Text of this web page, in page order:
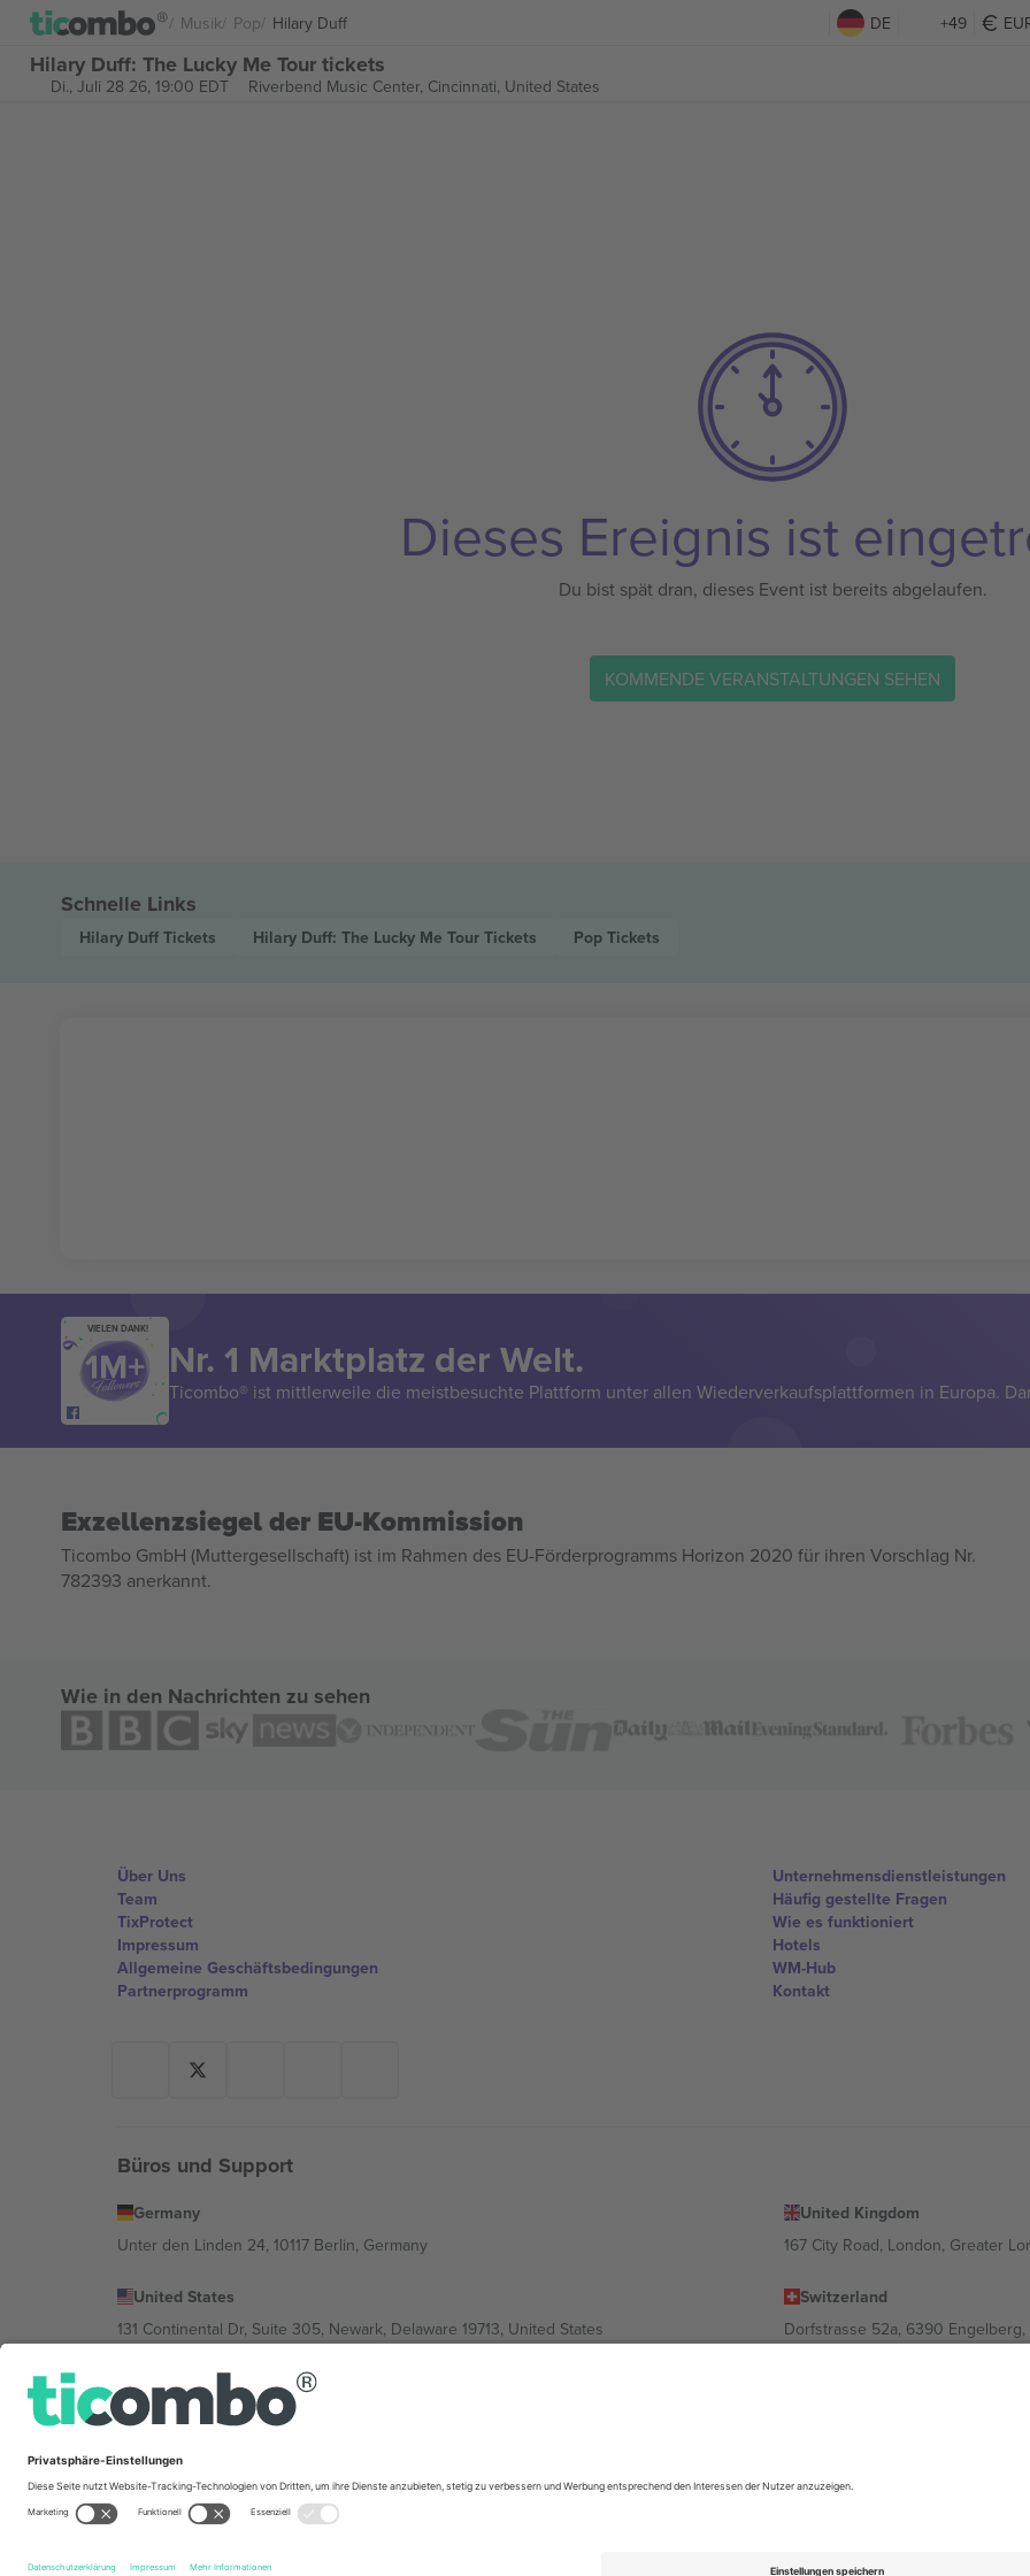
Musik Pop Hilary Duff DE +49
Hilary Duff: The Lucky Me Tour tickets
Di., Juli 28 26, 19:00 EDT Riverbend Music Center, Cincinnati, United States
Dieses Ereignis ist
Du bist spät dran, dieses Event ist bereits abgelaufen.
KOMMENDE VERANSTALTUNGEN SEHEN
Schnelle Links
Hilary Duff Tickets Hilary Duff: The Lucky Me Tour Tickets Pop Tickets
VIELEN DANK!
Nr. 1 Marktplatz der Welt.
Ticombo® ist mittlerweile die meistbesuchte Plattform unter allen Wiederverkaufsplattformen in Europa.
Exzellenzsiegel der EU-Kommission
Ticombo GmbH (Muttergesellschaft) ist im Rahmen des EU-Förderprogramms Horizon 2020 für ihren Vorschlag Nr.
782393 anerkannt.
Wie in den Nachrichten zu sehen
Über Uns
Team
TixProtect
Impressum
Allgemeine Geschäftsbedingungen
Partnerprogramm
Unternehmensdienstleistungen
Häufig gestellte Fragen
Wie es funktioniert
Hotels
WM-Hub
Kontakt
Büros und Support
Germany
Unter den Linden 24, 10117 Berlin, Germany
United Kingdom
167 City Road, London, Greater
United States
131 Continental Dr, Suite 305, Newark, Delaware 19713, United States
Switzerland
Dorfstrasse 52a, 6390 Engelberg,
Bulgaria
Regus Sofia City West, bul Totleben 53-55, 1606 Sofia, Bulgaria
Mexico
Av Chapultepec 360, Roma Norte, Cuauhtémoc, 06700 Ciudad de México, CDMX, Mexico
im Impressum und in den Allgemeinen Geschäftsbedingungen.,
© 2026 Ticombo. Alle Rechte vorbehalten.